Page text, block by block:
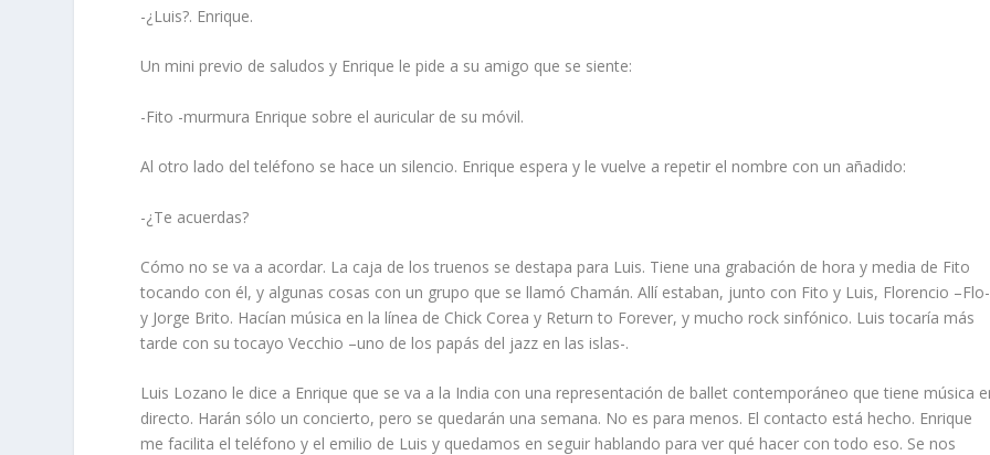
-¿Luis?. Enrique.
Un mini previo de saludos y Enrique le pide a su amigo que se siente:
-Fito -murmura Enrique sobre el auricular de su móvil.
Al otro lado del teléfono se hace un silencio. Enrique espera y le vuelve a repetir el nombre con un añadido:
-¿Te acuerdas?
Cómo no se va a acordar. La caja de los truenos se destapa para Luis. Tiene una grabación de hora y media de Fito
tocando con él, y algunas cosas con un grupo que se llamó Chamán. Allí estaban, junto con Fito y Luis, Florencio –Flo-
y Jorge Brito. Hacían música en la línea de Chick Corea y Return to Forever, y mucho rock sinfónico. Luis tocaría más
tarde con su tocayo Vecchio –uno de los papás del jazz en las islas-.
Luis Lozano le dice a Enrique que se va a la India con una representación de ballet contemporáneo que tiene música
directo. Harán sólo un concierto, pero se quedarán una semana. No es para menos. El contacto está hecho. Enrique
me facilita el teléfono y el emilio de Luis y quedamos en seguir hablando para ver qué hacer con todo eso. Se nos